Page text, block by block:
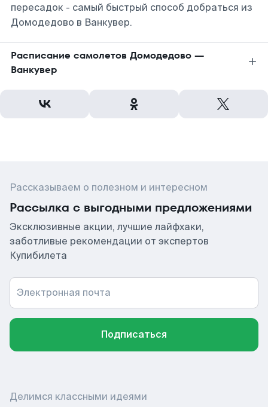
пересадок - самый быстрый способ добраться из
Домодедово в Ванкувер.
Расписание самолетов Домодедово —
Ванкувер
Рассказываем о полезном и интересном
Рассылка с выгодными предложениями
Эксклюзивные акции, лучшие лайфхаки,
заботливые рекомендации от экспертов
Купибилета
Электронная почта
Подписаться
Делимся классными идеями